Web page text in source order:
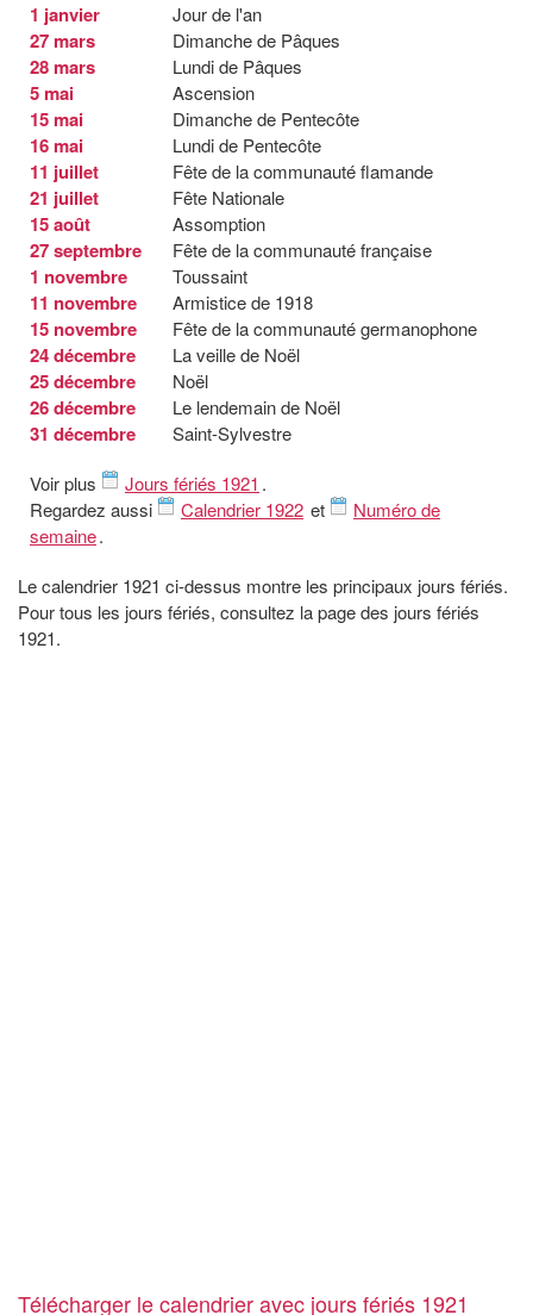
1 janvier Jour de l'an
27 mars Dimanche de Pâques
28 mars Lundi de Pâques
5 mai Ascension
15 mai Dimanche de Pentecôte
16 mai Lundi de Pentecôte
11 juillet Fête de la communauté flamande
21 juillet Fête Nationale
15 août Assomption
27 septembre Fête de la communauté française
1 novembre Toussaint
11 novembre Armistice de 1918
15 novembre Fête de la communauté germanophone
24 décembre La veille de Noël
25 décembre Noël
26 décembre Le lendemain de Noël
31 décembre
Saint-Sylvestre
Voir plus
Jours fériés 1921 .
Regardez aussi
Calendrier 1922 et
Numéro de
semaine.
Le calendrier 1921 ci-dessus montre les principaux jours fériés.
Pour tous les jours fériés, consultez la page des jours fériés
1921.
Télécharger le calendrier avec jours fériés 1921